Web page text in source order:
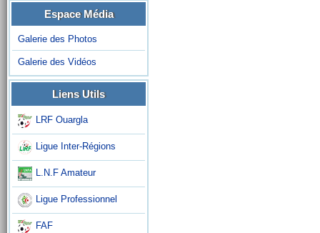
Espace Média
Galerie des Photos
Galerie des Vidéos
Liens Utils
LRF Ouargla
Ligue Inter-Régions
L.N.F Amateur
Ligue Professionnel
FAF